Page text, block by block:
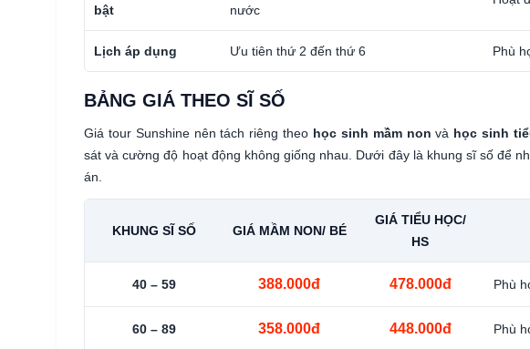
bật
nước
Lịch áp dụng Ưu tiên thứ 2 đến thứ 6 Phù
BẢNG GIÁ THEO SĨ SỐ
Giá tour Sunshine nên tách riêng theo học sinh mầm non và học sinh
sát và cường độ hoạt động không giống nhau. Dưới đây là khung sĩ số để
án.
KHUNG SĨ SỐ GIÁ MẦM NON/ BÉ
GIÁ TIỂU HỌC/
HS
40 – 59 388.000đ 478.000đ Phù
60 – 89 358.000đ 448.000đ Phù